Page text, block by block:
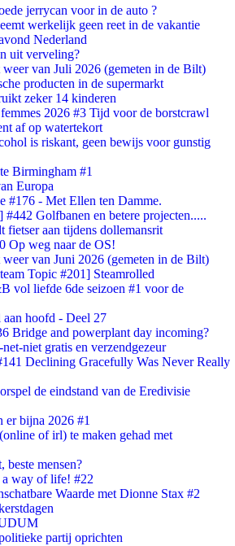
jerrycan voor in de auto ?
werkelijk geen reet in de vakantie
Nederland
uit verveling?
weer van Juli 2026 (gemeten in de Bilt)
producten in de supermarkt
zeker 14 kinderen
2026 #3 Tijd voor de borstcrawl
af op watertekort
is riskant, geen bewijs voor gunstig
Birmingham #1
Europa
#176 - Met Ellen ten Damme.
Golfbanen en betere projecten.....
aan tijdens dollemansrit
Op weg naar de OS!
van Juni 2026 (gemeten in de Bilt)
Topic #201] Steamrolled
vol liefde 6de seizoen #1 voor de
hoofd - Deel 27
Bridge and powerplant day incoming?
niet gratis en verzendgezeur
Declining Gracefully Was Never Really
de eindstand van de Eredivisie
bijna 2026 #1
of irl) te maken gehad met
beste mensen?
way of life! #22
Waarde met Dionne Stax #2
partij oprichten